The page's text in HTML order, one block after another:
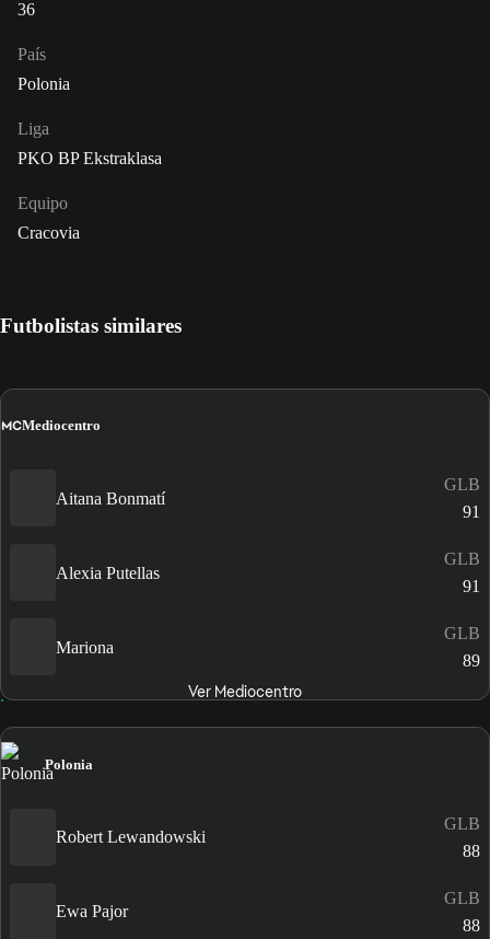
36
País
Polonia
Liga
PKO BP Ekstraklasa
Equipo
Cracovia
Futbolistas similares
MCMediocentro
Aitana Bonmatí
GLB
91
Alexia Putellas
GLB
91
Mariona
GLB
89
Ver Mediocentro
Polonia
Robert Lewandowski
GLB
88
Ewa Pajor
GLB
88